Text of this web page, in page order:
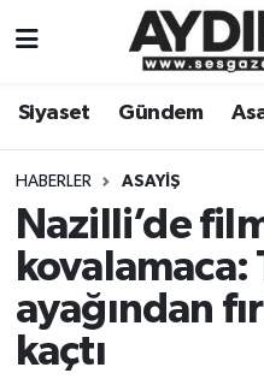
Siyaset Gündem
HABERLER ASAYIŞ
Nazilli’de
kovalamaca:
ayağından
kaçtı
Gündem
Siyaset
Ekonomi
Yaşam
Aydın Hava Durumu
Aydin Namaz
Aydın Trafik
Süper Lig Puan